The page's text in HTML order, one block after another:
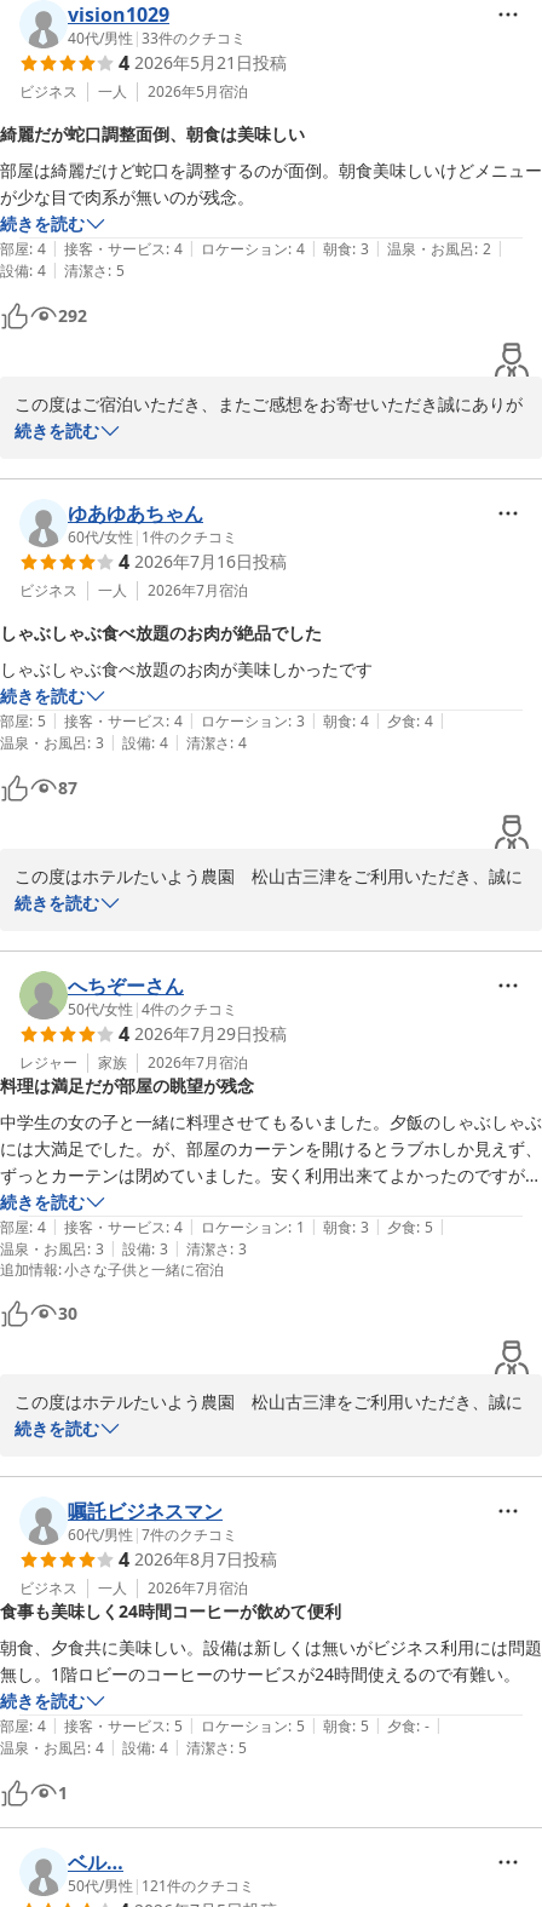
vision1029
40代/男性 |33件のクチコミ
4 2026年5月21日投稿
ビジネス 一人 2026年5月宿泊
綺麗だが蛇口調整面倒、朝食は美味しい
部屋は綺麗だけど蛇口を調整するのが面倒。朝食美味しいけどメニュー
が少な目で肉系が無いのが残念。
続きを読む
部屋: 4 | 接客・サービス: 4 | ロケーション: 4 | 朝食: 3 | 温泉・お風呂: 2 |
設備: 4 | 清潔さ: 5
292
この度はご宿泊いただき、またご感想をお寄せいただき誠にありが
とうございます。
し上がりいただけたとのお言葉、大変うれしく拝読いたしました。
一方で、蛇口の調整がしづらかった点や、朝食メニューの品数・特
に肉類が少なかった点につきましては、ご不便をおかけし申し訳ご
ざいません。
いただいたご意見は、今後の改善に向けて大切な参考とさせていた
より快適にお過ごしいただけるホテルを目指して努めてまいります
ので、またお越しいただければ幸いです。
ホテルたいよう農園古三津
ホテルたいよう農園 松山古三津
続きを読む
ゆあゆあちゃん
60代/女性 | 1件のクチコミ
4 2026年7月16日投稿
ビジネス 一人 2026年7月宿泊
しゃぶしゃぶ食べ放題のお肉が絶品でした
しゃぶしゃぶ食べ放題のお肉が美味しかったです
続きを読む
部屋: 5 | 接客・サービス: 4 | ロケーション: 3 | 朝食: 4 | 夕食: 4 |
温泉・お風呂: 3 | 設備: 4 | 清潔さ: 4
87
この度はホテルたいよう農園　松山古三津をご利用いただき、誠に
ありがとうございます。
しゃぶしゃぶ食べ放題のお肉をお気に召していただけたようで、大
変嬉しく存じます。
当館の食事をお楽しみいただけたというお言葉は、スタッフにとっ
ても大きな励みとなります。
また松山へお越しの際は、ぜひ当館をご利用ください。
今後ともお客様にご満足いただけるよう、サービスの向上に努めて
まいります。
ホテルたいよう農園　松山古三津
スタッフ一同
ホテルたいよう農園 松山古三津
2026-07-25
続きを読む
へちぞーさん
50代/女性 |4件のクチコミ
4 2026年7月29日投稿
レジャー 家族 2026年7月宿泊
料理は満足だが部屋の眺望が残念
中学生の女の子と一緒に料理させてもるいました。夕飯のしゃぶしゃぶ
には大満足でした。が、部屋のカーテンを開けるとラブホしか見えず、
ずっとカーテンは閉めていました。安く利用出来てよかったのですが、
続きを読む
部屋: 4 | 接客・サービス: 4 | ロケーション: 1 | 朝食: 3 | 夕食: 5 |
温泉・お風呂: 3 | 設備: 3 | 清潔さ: 3
追加情報:小さな子供と一緒に宿泊
30
この度はホテルたいよう農園　松山古三津をご利用いただき、誠に
ありがとうございます。
ご夕食のしゃぶしゃぶに関しまして、ご満足いただけたとのこと、
大変嬉しく存じます。中学生のお嬢様との大切なお食事のひととき
に、私どものお料理をお選びいただき光栄です。
一方で、お部屋からの眺望に関しまして、残念な思いをさせてしま
いましたこと、深くお詫び申し上げます。いただいたご意見は、今
後の施設運営の参考にさせていただきます。
お客様にまたお越しいただけるよう、サービスの向上に努めてまい
ります。貴重なご意見をいただき、誠にありがとうございました。
ホテルたいよう農園　松山古三津　フロント
ホテルたいよう農園 松山古三津
続きを読む
嘱託ビジネスマン
60代/男性 |7件のクチコミ
4 2026年8月7日投稿
ビジネス 一人 2026年7月宿泊
食事も美味しく24時間コーヒーが飲めて便利
朝食、夕食共に美味しい。設備は新しくは無いがビジネス利用には問題
無し。1階ロビーのコーヒーのサービスが24時間使えるので有難い。
続きを読む
部屋: 4 | 接客・サービス: 5 | ロケーション: 5 | 朝食: 5 | 夕食: - |
温泉・お風呂: 4 | 設備: 4 | 清潔さ: 5
1
ベル…
50代/男性 | 121件のクチコミ